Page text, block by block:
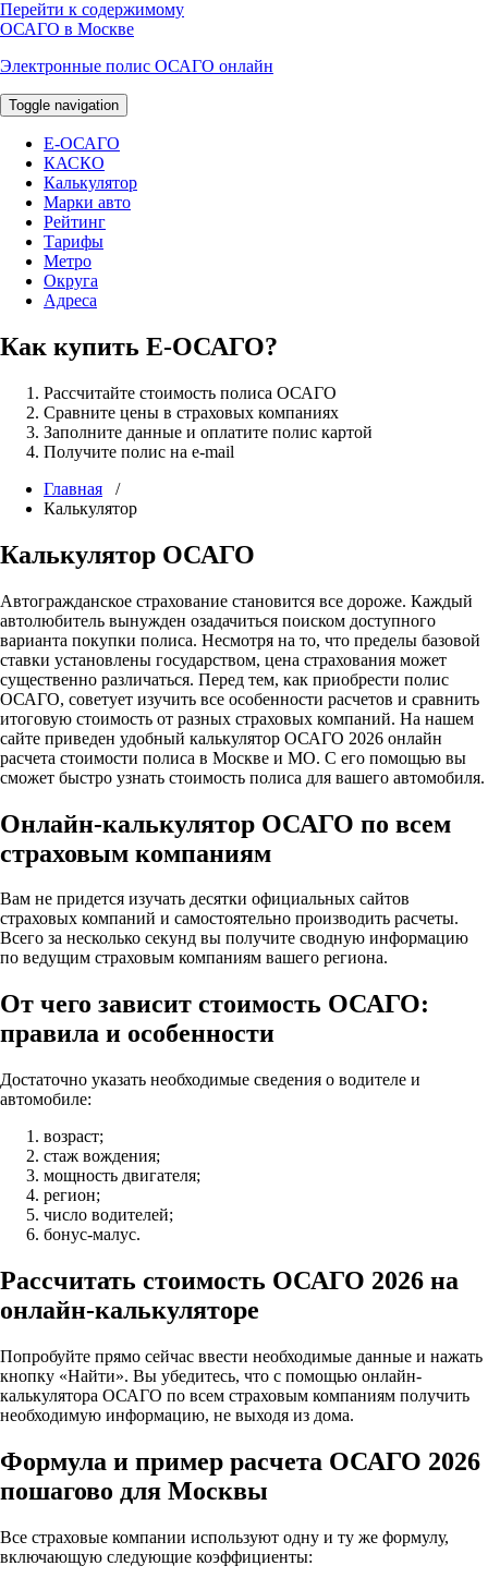
Перейти к содержимому
ОСАГО в Москве
Электронные полис ОСАГО онлайн
Toggle navigation
E-ОСАГО
КАСКО
Калькулятор
Марки авто
Рейтинг
Тарифы
Метро
Округа
Адреса
Как купить Е-ОСАГО?
Рассчитайте стоимость полиса ОСАГО
Сравните цены в страховых компаниях
Заполните данные и оплатите полис картой
Получите полис на e-mail
Главная /
Калькулятор
Калькулятор ОСАГО
Автогражданское страхование становится все дороже. Каждый
автолюбитель вынужден озадачиться поиском доступного
варианта покупки полиса. Несмотря на то, что пределы базовой
ставки установлены государством, цена страхования может
существенно различаться. Перед тем, как приобрести полис
ОСАГО, советует изучить все особенности расчетов и сравнить
итоговую стоимость от разных страховых компаний. На нашем
сайте приведен удобный калькулятор ОСАГО 2026 онлайн
расчета стоимости полиса в Москве и МО. С его помощью вы
сможет быстро узнать стоимость полиса для вашего автомобиля.
Онлайн-калькулятор ОСАГО по всем
страховым компаниям
Вам не придется изучать десятки официальных сайтов
страховых компаний и самостоятельно производить расчеты.
Всего за несколько секунд вы получите сводную информацию
по ведущим страховым компаниям вашего региона.
От чего зависит стоимость ОСАГО:
правила и особенности
Достаточно указать необходимые сведения о водителе и
автомобиле:
возраст;
стаж вождения;
мощность двигателя;
регион;
число водителей;
бонус-малус.
Рассчитать стоимость ОСАГО 2026 на
онлайн-калькуляторе
Попробуйте прямо сейчас ввести необходимые данные и нажать
кнопку «Найти». Вы убедитесь, что с помощью онлайн-
калькулятора ОСАГО по всем страховым компаниям получить
необходимую информацию, не выходя из дома.
Формула и пример расчета ОСАГО 2026
пошагово для Москвы
Все страховые компании используют одну и ту же формулу,
включающую следующие коэффициенты: